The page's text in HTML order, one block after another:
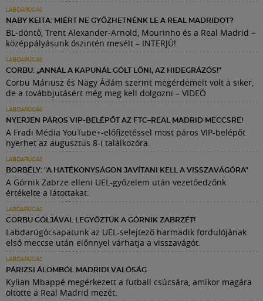
LABDARÚGÁS
NABY KEITA: MIÉRT NE GYŐZHETNÉNK LE A REAL MADRIDOT?
BL-döntő, Trent Alexander-Arnold, Mourinho és a Real Madrid –
középpályásunk őszintén mesélt – INTERJÚ!
LABDARÚGÁS
CORBU: „ANNÁL A KAPUNÁL GÓLT LŐNI, AZ HIDEGRÁZÓS!"
Corbu Máriusz és Nagy Ádám szerint megérdemelt volt a siker,
de a továbbjutásért még meg kell dolgozni – VIDEÓ
LABDARÚGÁS
NYERJEN PÁROS VIP-BELÉPŐT AZ FTC–REAL MADRID MECCSRE!
A Fradi Média YouTube+-előfizetéssel most páros VIP-belépőt
nyerhet az augusztus 8-i találkozóra.
LABDARÚGÁS
BORBÉLY: "A HATÉKONYSÁGON JAVÍTANI KELL A VISSZAVÁGÓRA"
A Górnik Zabrze elleni UEL-győzelem után vezetőedzőnk
értékelte a látottakat.
LABDARÚGÁS
CORBU GÓLJÁVAL LEGYŐZTÜK A GÓRNIK ZABRZÉT!
Labdarúgócsapatunk az UEL-selejtező harmadik fordulójának
első meccse után előnnyel várhatja a visszavágót.
LABDARÚGÁS
PÁRIZSI ÁLOMBÓL MADRIDI VALÓSÁG
Kylian Mbappé megérkezett a futball csúcsára, amikor magára
öltötte a Real Madrid mezét.